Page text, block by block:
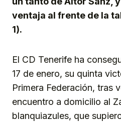
ventaja al frente de la
1).
El CD Tenerife ha
17 de enero, su quinta
Primera Federación, tras
encuentro a domicilio al
blanquiazules, que